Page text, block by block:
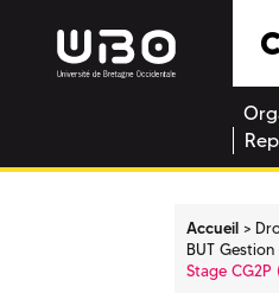
Accueil
BUT
Stage CG2P